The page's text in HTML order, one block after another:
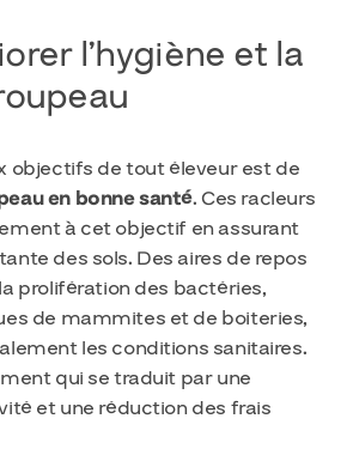
l’hygiène et la
objectifs de tout éleveur est de
en bonne santé. Ces racleurs
à cet objectif en assurant
des sols. Des aires de repos
prolifération des bactéries,
de mammites et de boiteries,
les conditions sanitaires.
qui se traduit par une
et une réduction des frais